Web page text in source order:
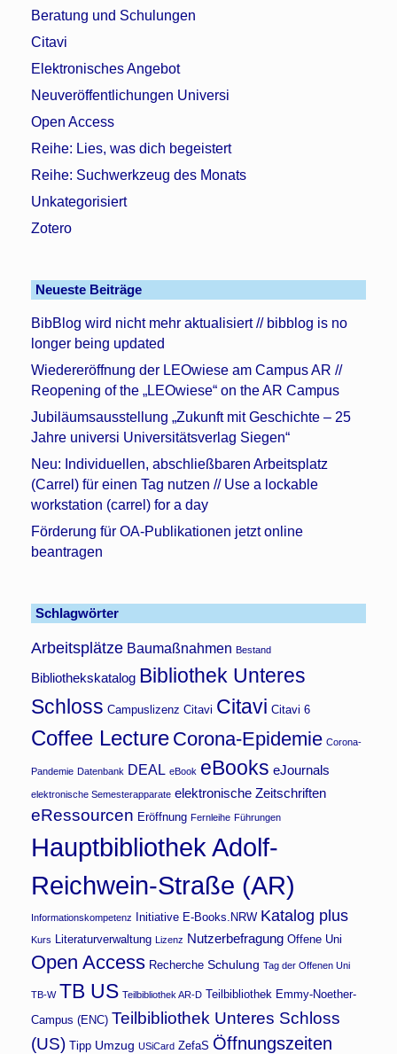
Beratung und Schulungen
Citavi
Elektronisches Angebot
Neuveröffentlichungen Universi
Open Access
Reihe: Lies, was dich begeistert
Reihe: Suchwerkzeug des Monats
Unkategorisiert
Zotero
Neueste Beiträge
BibBlog wird nicht mehr aktualisiert // bibblog is no
longer being updated
Wiedereröffnung der LEOwiese am Campus AR //
Reopening of the „LEOwiese“ on the AR Campus
Jubiläumsausstellung „Zukunft mit Geschichte – 25
Jahre universi Universitätsverlag Siegen“
Neu: Individuellen, abschließbaren Arbeitsplatz
(Carrel) für einen Tag nutzen // Use a lockable
workstation (carrel) for a day
Förderung für OA-Publikationen jetzt online
beantragen
Schlagwörter
Arbeitsplätze Baumaßnahmen Bestand
Bibliothekskatalog Bibliothek Unteres
Schloss Campuslizenz Citavi Citavi Citavi 6
Coffee Lecture Corona-Epidemie Corona-
Pandemie Datenbank DEAL eBook eBooks eJournals
elektronische Semesterapparate elektronische Zeitschriften
eRessourcen Eröffnung Fernleihe Führungen
Hauptbibliothek Adolf-
Reichwein-Straße (AR)
Informationskompetenz Initiative E-Books.NRW Katalog plus
Kurs Literaturverwaltung Lizenz Nutzerbefragung Offene Uni
Open Access Recherche Schulung Tag der Offenen Uni
TB-W TB US Teilbibliothek AR-D Teilbibliothek Emmy-Noether-
Campus (ENC) Teilbibliothek Unteres Schloss
(US)
Tipp Umzug USiCard ZefaS Öffnungszeiten